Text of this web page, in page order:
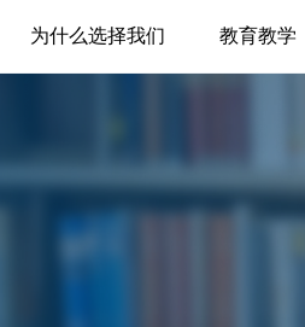
为什么选择我们 教育教学